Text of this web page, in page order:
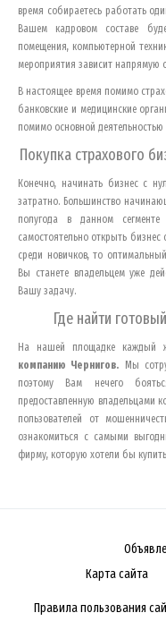
время собираетесь работать
Вашем кадровом составе
помещения, компьютерной
мероприятия зависит напрямую
В настоящее время помимо
банковские и медицинские
помимо основной
Покупка страхового
Конечно, начинать бизнес с
затратно. Большинство
полугода в данном
самостоятельно открыть
среди новичков, то
Вы станете владельцем уже
Вашу задачу.
Где найти
На нашей площадке каждый
компанию Чернигов. Мы
поэтому Вам нечего
предоставленную владельцами
пользователей от
ознакомиться с самыми
фирму, которую хотели бы
Карта сайта
Правила пользования